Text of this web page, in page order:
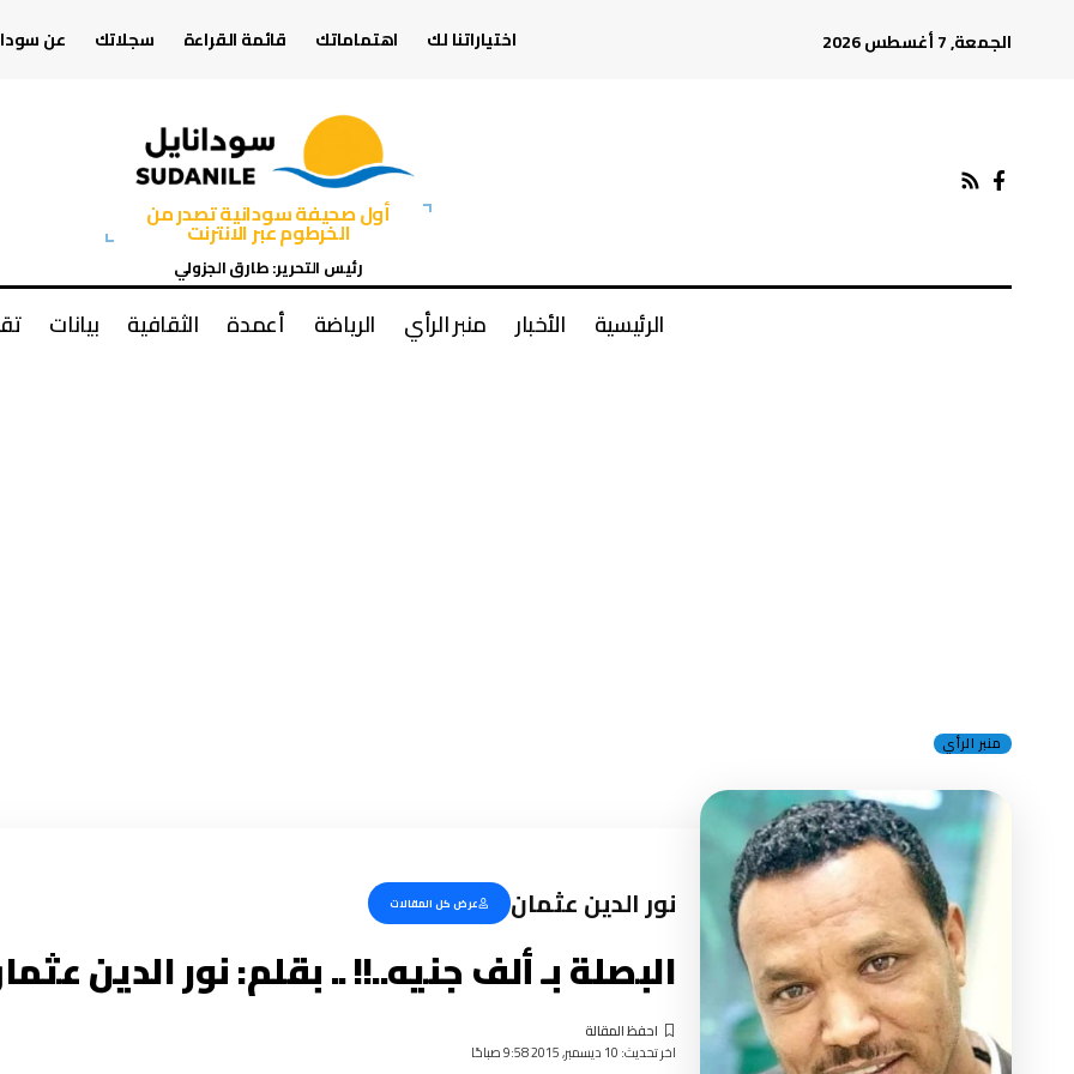
الجمعة, 7 أغسطس 2026 اختياراتنا لك اهتماماتك قائمة القراءة سجلاتك عن
أول صحيفة سودانية تصدر من
الخرطوم عبر الانترنت
رئيس التحرير: طارق الجزولي
الرئيسية الأخبار منبر الرأي الرياضة أعمدة الثقافية بيانات
منبر الرأي
نور الدين عثمان عرض كل المقالات
البصلة بـ ألف جنيه..!! .. بقلم: نور الدين
اخر تحديث: 10 ديسمبر, 2015 9:58 صباحًا